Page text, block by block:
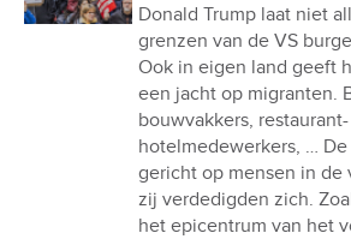
Donald Trump laat niet
grenzen van de VS
Ook in eigen land geeft
een jacht op migranten.
bouwvakkers,
hotelmedewerkers, …
gericht op mensen in de
zij verdedigden zich.
het epicentrum van het